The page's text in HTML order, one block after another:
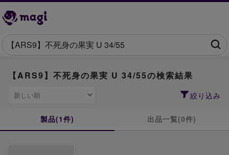
【ARS9】不死身の果実 U 34/55の検索結果
絞り込み
製品(1件) 出品一覧(0件)